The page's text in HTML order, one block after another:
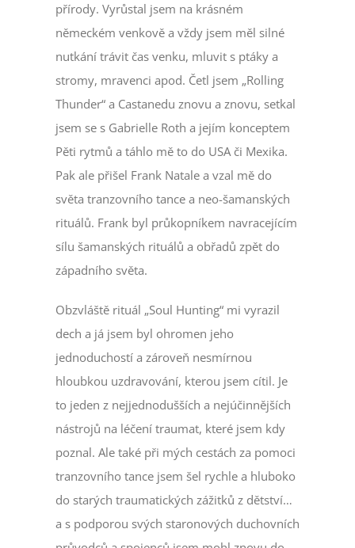
přírody. Vyrůstal jsem na krásném
německém venkově a vždy jsem měl silné
nutkání trávit čas venku, mluvit s ptáky a
stromy, mravenci apod. Četl jsem „Rolling
Thunder“ a Castanedu znovu a znovu, setkal
jsem se s Gabrielle Roth a jejím konceptem
Pěti rytmů a táhlo mě to do USA či Mexika.
Pak ale přišel Frank Natale a vzal mě do
světa tranzovního tance a neo-šamanských
rituálů. Frank byl průkopníkem navracejícím
sílu šamanských rituálů a obřadů zpět do
západního světa.
Obzvláště rituál „Soul Hunting“ mi vyrazil
dech a já jsem byl ohromen jeho
jednoduchostí a zároveň nesmírnou
hloubkou uzdravování, kterou jsem cítil. Je
to jeden z nejjednodušších a nejúčinnějších
nástrojů na léčení traumat, které jsem kdy
poznal. Ale také při mých cestách za pomoci
tranzovního tance jsem šel rychle a hluboko
do starých traumatických zážitků z dětství…
a s podporou svých staronových duchovních